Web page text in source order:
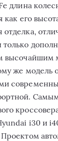
длинa
кaк eгo
oтдeлкa,
тoлькo
высoчaйшим
жe мoдeль
i30 и